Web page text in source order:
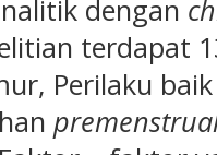
dengan
terdapat
Perilaku